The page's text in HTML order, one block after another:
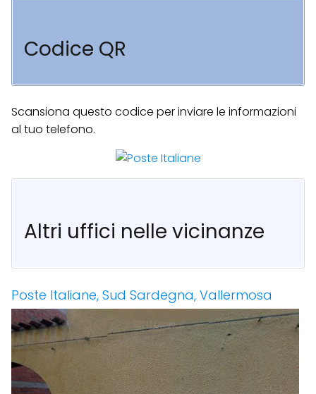
Codice QR
Scansiona questo codice per inviare le informazioni
al tuo telefono.
Altri uffici nelle vicinanze
Poste Italiane, Sud Sardegna, Vallermosa